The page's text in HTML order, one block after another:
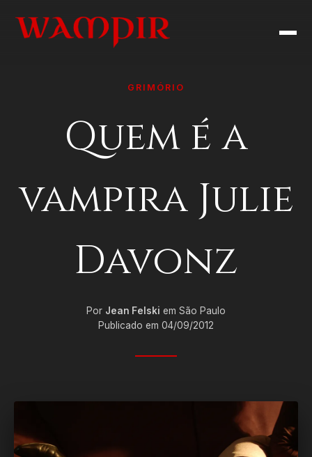
GRIMÓRIO
Quem é a
vampira Julie
Davonz
Por Jean Felski em São Paulo
Publicado em 04/09/2012